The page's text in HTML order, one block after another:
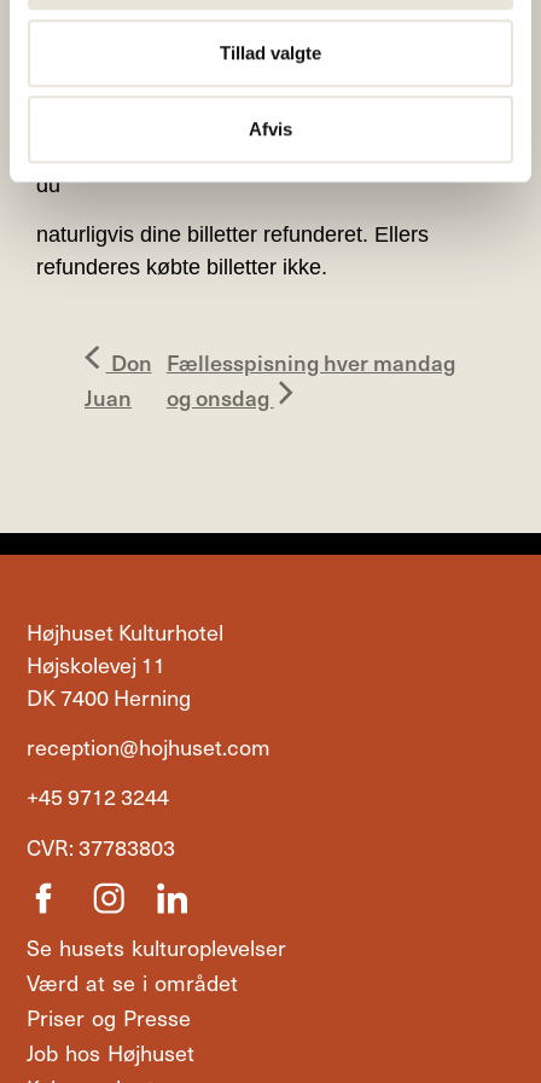
Tillad valgte
Afvis
modtager derfor ikke en særskilt billet.
Ved for få tilmeldinger forbeholder Højhuset sig
du
naturligvis dine billetter refunderet. Ellers
refunderes købte billetter ikke.
Don
Juan
Fællesspisning hver mandag
og onsdag
Højhuset Kulturhotel
Højskolevej 11
DK 7400 Herning
reception@hojhuset.com
+45 9712 3244
CVR: 37783803
Se husets kulturoplevelser
Værd at se i området
Priser og Presse
Job hos Højhuset